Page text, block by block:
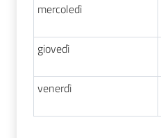
mercoledì
giovedì
venerdì